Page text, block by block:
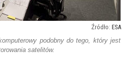
ESA
podobny do tego, który jest
satelitów.